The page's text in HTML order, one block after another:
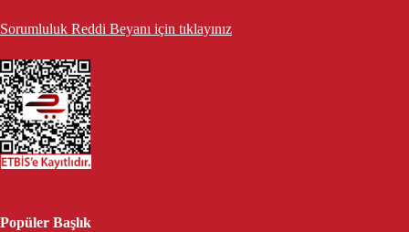
Sorumluluk Reddi Beyanı için tıklayınız
Popüler Başlık